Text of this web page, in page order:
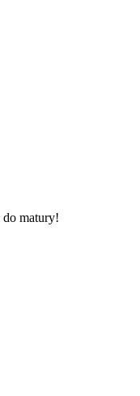
matury!